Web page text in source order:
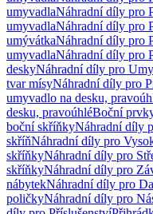
umyvadlaNáhradní díly pro
umyvadlaNáhradní díly pro
umývátkaNáhradní díly pro
umyvadlaNáhradní díly pro
deskyNáhradní díly pro
tvar mísyNáhradní díly pro
umyvadlo na desku,
desku, pravoúhléBoční
boční skříňkyNáhradní díly
skříňNáhradní díly pro
skříňkyNáhradní díly pro
skříňkyNáhradní díly pro
nábytekNáhradní díly pro
poličkyNáhradní díly pro